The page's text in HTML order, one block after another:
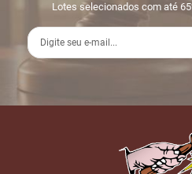
Lotes selecionados com até